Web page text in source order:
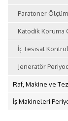
Paratoner
Katodik Koruma
İç Tesisat
Jeneratör
Raf, Makine ve
İş Makineleri